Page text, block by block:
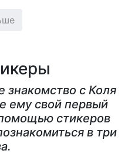
знакомство с Коля
ему свой первый
стикеров
в три